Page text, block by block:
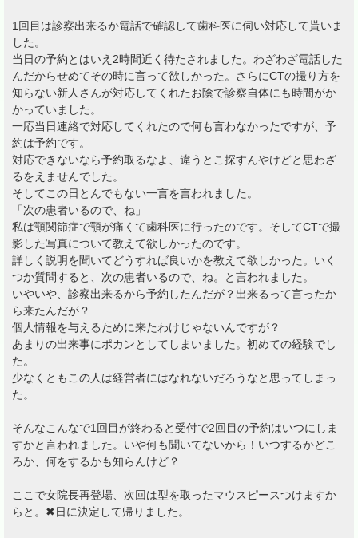
1回目は診察出来るか電話で確認して歯科医に伺い対応して貰いま
した。
当日の予約とはいえ2時間近く待たされました。わざわざ電話した
んだからせめてその時に言って欲しかった。さらにCTの撮り方を
知らない新人さんが対応してくれたお陰で診察自体にも時間がか
かっていました。
一応当日連絡で対応してくれたので何も言わなかったですが、予
約は予約です。
対応できないなら予約取るなよ、違うとこ探すんやけどと思わざ
るをえませんでした。
そしてこの日とんでもない一言を言われました。
「次の患者いるので、ね」
私は顎関節症で顎が痛くて歯科医に行ったのです。そしてCTで撮
影した写真について教えて欲しかったのです。
詳しく説明を聞いてどうすれば良いかを教えて欲しかった。いく
つか質問すると、次の患者いるので、ね。と言われました。
いやいや、診察出来るから予約したんだが？出来るって言ったか
ら来たんだが？
個人情報を与えるために来たわけじゃないんですが？
あまりの出来事にポカンとしてしまいました。初めての経験でし
た。
少なくともこの人は経営者にはなれないだろうなと思ってしまっ
た。
そんなこんなで1回目が終わると受付で2回目の予約はいつにしま
すかと言われました。いや何も聞いてないから！いつするかどこ
ろか、何をするかも知らんけど？
ここで女院長再登場、次回は型を取ったマウスピースつけますか
らと。✖日に決定して帰りました。